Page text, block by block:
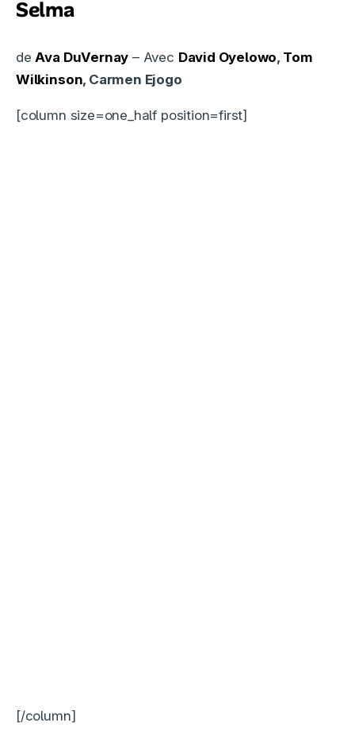
Selma
deAva DuVernay – Avec David Oyelowo, Tom
Wilkinson, Carmen Ejogo
[column size=one_half position=first]
[/column]